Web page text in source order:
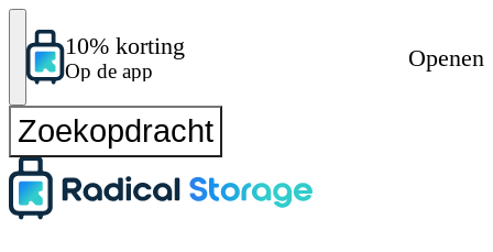
10% korting
Op de app
Openen
Zoekopdracht